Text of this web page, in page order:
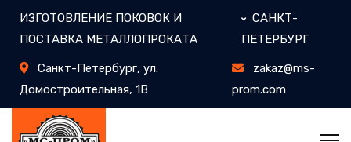
ИЗГОТОВЛЕНИЕ ПОКОВОК И
ПОСТАВКА МЕТАЛЛОПРОКАТА
САНКТ-
ПЕТЕРБУРГ
Санкт-Петербург, ул.
Домостроительная, 1В
zakaz@ms-
prom.com